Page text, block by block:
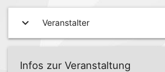
expand_more Veranstalter
Infos zur Veranstaltung